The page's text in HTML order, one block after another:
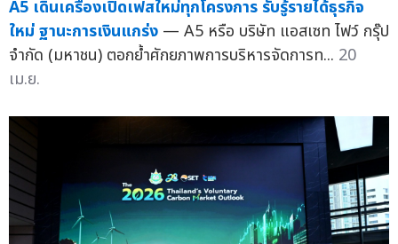
A5 เดินเครื่องเปิดเฟสใหม่ทุกโครงการ รับรู้รายได้ธุรกิจ
ใหม่ ฐานะการเงินแกร่ง — A5 หรือ บริษัท แอสเซท ไฟว์ กรุ๊ป
จำกัด (มหาชน) ตอกย้ำศักยภาพการบริหารจัดการท... 20
เม.ย.